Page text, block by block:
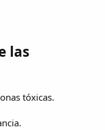
las
tóxicas.